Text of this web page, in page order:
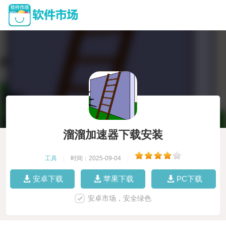
溜溜加速器下载安装
工具 时间：2025-09-04
安卓下载 苹果下载 PC下载
安卓市场，安全绿色